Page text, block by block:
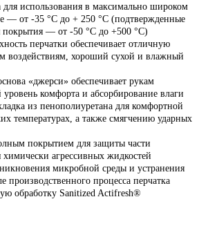
для использования в максимально широком
— от -35 °С до + 250 °С (подтвержденные
покрытия — от -50 °С до +500 °С)
перчатки обеспечивает отличную
воздействиям, хороший сухой и влажный
«джерси» обеспечивает рукам
комфорта и абсорбирование влаги
из пенополиуретана для комфортной
температурах, а также смягчению ударных
покрытием для защиты части
химически агрессивных жидкостей
микробной среды и устранения
производственного процесса перчатка
обработку Sanitized Actifresh®